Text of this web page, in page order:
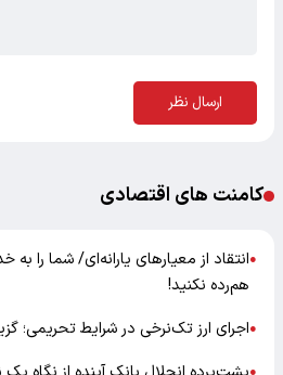
ارسال نظر
کامنت های اقتصادی
●انتقاد از معیارهای یارانه‌ای/ شما را به
هم‌رده نکنید!
●اجرای ارز تک‌نرخی در شرایط تحریمی؛